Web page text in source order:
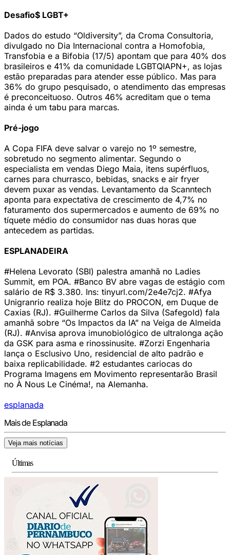
Desafio$ LGBT+
Dados do estudo “Oldiversity”, da Croma Consultoria,
divulgado no Dia Internacional contra a Homofobia,
Transfobia e a Bifobia (17/5) apontam que para 40% dos
brasileiros e 41% da comunidade LGBTQIAPN+, as lojas
estão preparadas para atender esse público. Mas para
36% do grupo pesquisado, o atendimento das empresas
é preconceituoso. Outros 46% acreditam que o tema
ainda é um tabu para marcas.
Pré-jogo
A Copa FIFA deve salvar o varejo no 1º semestre,
sobretudo no segmento alimentar. Segundo o
especialista em vendas Diego Maia, itens supérfluos,
carnes para churrasco, bebidas, snacks e air fryer
devem puxar as vendas. Levantamento da Scanntech
aponta para expectativa de crescimento de 4,7% no
faturamento dos supermercados e aumento de 69% no
tíquete médio do consumidor nas duas horas que
antecedem as partidas.
ESPLANADEIRA
#Helena Levorato (SBI) palestra amanhã no Ladies
Summit, em POA. #Banco BV abre vagas de estágio com
salário de R$ 3.380. Ins: tinyurl.com/2e4e7cj2. #Afya
Unigranrio realiza hoje Blitz do PROCON, em Duque de
Caxias (RJ). #Guilherme Carlos da Silva (Safegold) fala
amanhã sobre “Os Impactos da IA” na Veiga de Almeida
(RJ). #Anvisa aprova imunobiológico de ultralonga ação
da GSK para asma e rinossinusite. #Zorzi Engenharia
lança o Esclusivo Uno, residencial de alto padrão e
baixa replicabilidade. #2 estudantes cariocas do
Programa Imagens em Movimento representarão Brasil
no À Nous Le Cinéma!, na Alemanha.
esplanada
Mais de Esplanada
Veja mais notícias
Últimas